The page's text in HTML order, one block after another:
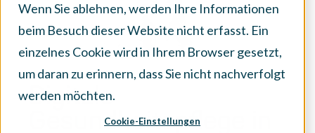
Wenn Sie ablehnen, werden Ihre Informationen
beim Besuch dieser Website nicht erfasst. Ein
einzelnes Cookie wird in Ihrem Browser gesetzt,
um daran zu erinnern, dass Sie nicht nachverfolgt
werden möchten.
Cookie-Einstellungen
Digitale
Gesundheitspflege in